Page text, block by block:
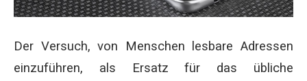
Der Versuch, von Menschen lesbare Adressen
einzuführen, als Ersatz für das übliche